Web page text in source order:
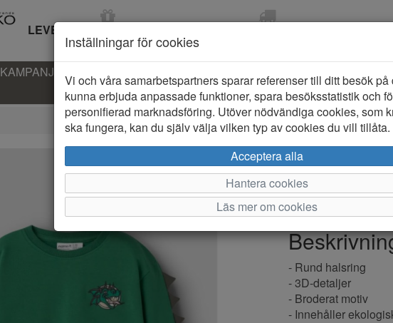
LEVERANS INOM 2-5 DAGAR
KAMPANJ KLÄDER-BARN
Name it
Varumärke: Name it
Artikelnummer: 2620046
- Rund halsring
- 3D-detaljer
- Broderat motiv
- Innehåller
Inställningar för cookies
Vi och våra samarbetspartners sparar referenser till ditt besök på
kunna erbjuda anpassade funktioner, spara besöksstatistik och
personifierad marknadsföring. Utöver nödvändiga cookies, som
ska fungera, kan du själv välja vilken typ av cookies du vill tillåta.
Acceptera alla
Hantera cookies
Läs mer om cookies